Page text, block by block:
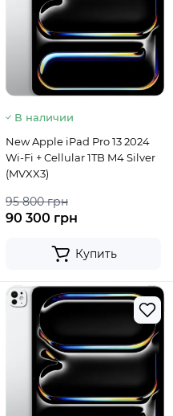
В наличии
New Apple iPad Pro 13 2024
Wi-Fi + Cellular 1TB M4 Silver
(MVXX3)
95 800 грн
90 300 грн
Купить